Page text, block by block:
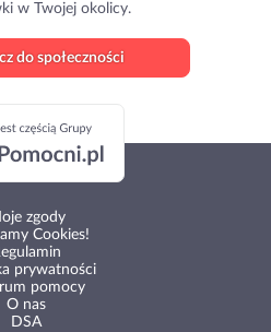
w Twojej okolicy.
do społeczności
zgody
Cookies!
prywatności
pomocy
O nas
DSA